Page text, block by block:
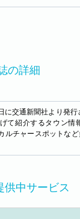
の詳細
に交通新聞社より発
て紹介するタウン情
ルチャースポットな
供中サービス